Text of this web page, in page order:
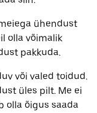
ühendust
olla võimalik
pakkuda.
või valed toidud.
üles pilt. Me ei
olla õigus saada